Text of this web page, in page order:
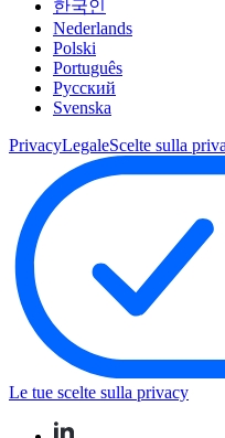
한국인
Nederlands
Polski
Português
Pусский
Svenska
PrivacyLegaleScelte sulla
Le tue scelte sulla privacy